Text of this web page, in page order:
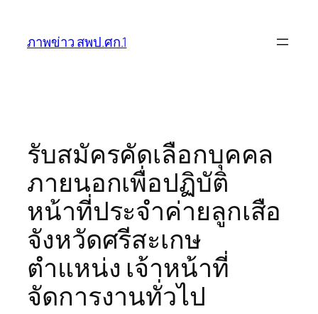
ภาพข่าว สพป.ศก.1
รับสมัครคัดเลือกบุคคล
ภายนอกเพื่อปฏิบัติ
หน้าที่ประจำค่ายลูกเสือ
จังหวัดศรีสะเกษ
ตำแหน่ง เจ้าหน้าที่
จัดการงานทั่วไป